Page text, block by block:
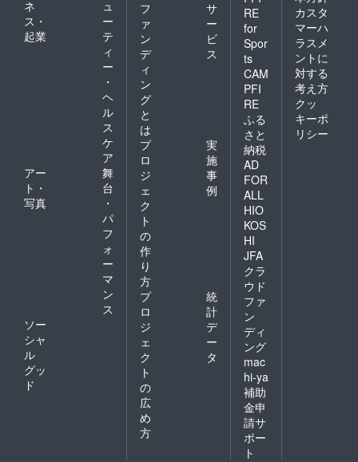
ネ
ス・
起業
ュ
ー
テ
ィ
ー
・
ヘ
ル
ス
ケ
ア
アー
ト・
写真
舞
台
・
パ
フ
ォ
ー
マ
ン
ス
ソー
シャ
ル
グッ
ド
フ
ァ
ン
デ
ィ
ン
グ
と
は
サ
ー
ビ
ス
プ
ロ
ジ
ェ
ク
ト
の
作
り
方
実
施
事
例
プ
ロ
ジ
ェ
ク
ト
の
広
め
方
統
計
デ
ー
タ
RE
for
Spor
ts
CAM
PFI
RE
ふる
さと
納税
AD
FOR
ALL
HIO
KOS
HI
JFA
クラ
ウド
ファ
ン
ディ
ング
mac
hi-ya
補助
金申
請サ
ポー
ト
カスタ
マーハ
ラスメ
ントに
対する
考え方
クッ
キーポ
リシー